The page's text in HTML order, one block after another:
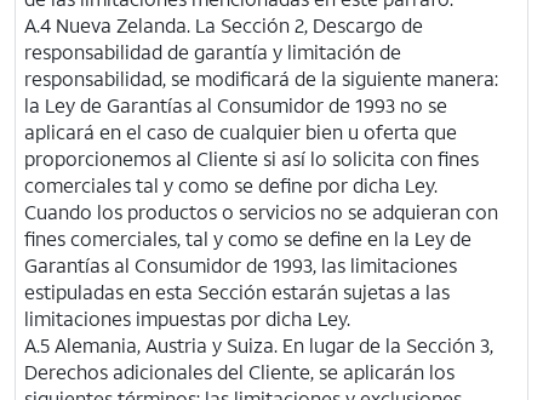
A.4 Nueva Zelanda. La Sección 2, Descargo de
responsabilidad de garantía y limitación de
responsabilidad, se modificará de la siguiente manera:
la Ley de Garantías al Consumidor de 1993 no se
aplicará en el caso de cualquier bien u oferta que
proporcionemos al Cliente si así lo solicita con fines
comerciales tal y como se define por dicha Ley.
Cuando los productos o servicios no se adquieran con
fines comerciales, tal y como se define en la Ley de
Garantías al Consumidor de 1993, las limitaciones
estipuladas en esta Sección estarán sujetas a las
limitaciones impuestas por dicha Ley.
A.5 Alemania, Austria y Suiza. En lugar de la Sección 3,
Derechos adicionales del Cliente, se aplicarán los